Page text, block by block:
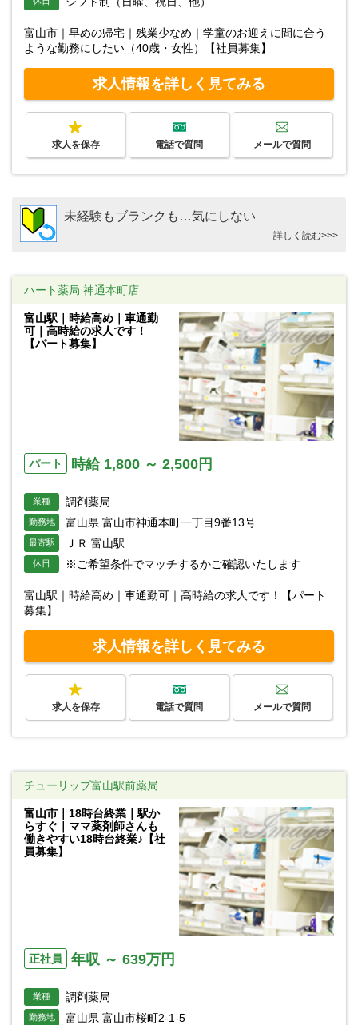
富山市｜早めの帰宅｜残業少なめ｜学童のお迎えに間に合う
ような勤務にしたい（40歳・女性）【社員募集】
求人情報を詳しく見てみる
求人を保存 電話で質問 メールで質問
未経験もブランクも…気にしない
詳しく読む>>>
ハート薬局 神通本町店
富山駅｜時給高め｜車通勤
可｜高時給の求人です！
【パート募集】
パート 時給 1,800 ～ 2,500円
業種 調剤薬局
勤務地 富山県 富山市神通本町一丁目9番13号
最寄駅 ＪＲ 富山駅
休日 ※ご希望条件でマッチするかご確認いたします
富山駅｜時給高め｜車通勤可｜高時給の求人です！【パート
募集】
求人情報を詳しく見てみる
求人を保存 電話で質問 メールで質問
チューリップ富山駅前薬局
富山市｜18時台終業｜駅か
らすぐ｜ママ薬剤師さんも
働きやすい18時台終業♪【社
員募集】
正社員 年収 ～ 639万円
業種 調剤薬局
勤務地 富山県 富山市桜町2-1-5